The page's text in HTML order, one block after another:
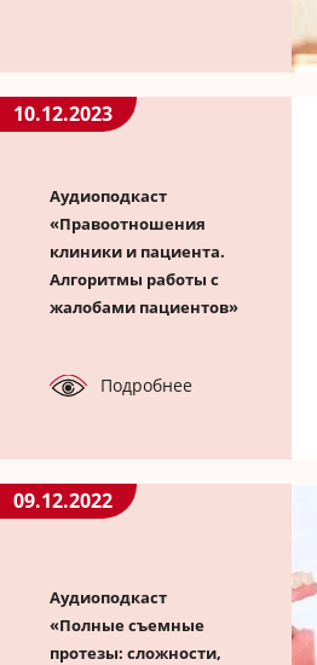
10.12.2023
Аудиоподкаст
«Правоотношения
клиники и пациента.
Алгоритмы работы с
жалобами пациентов»
Подробнее
09.12.2022
Аудиоподкаст
«Полные съемные
протезы: сложности,